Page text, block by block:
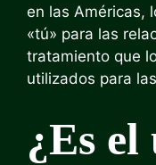
en las Américas,
«tú» para las
tratamiento que
utilizados para
¿Es el